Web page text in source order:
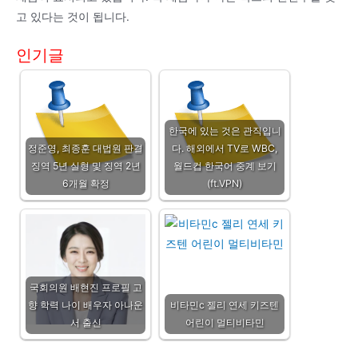
고 있다는 것이 됩니다.
인기글
정준영, 최종훈 대법원 판결
징역 5년 실형 및 징역 2년
6개월 확정
한국에 있는 것은 관직입니
다. 해외에서 TV로 WBC,
월드컵 한국어 중계 보기
(ft.VPN)
국회의원 배현진 프로필 고
향 학력 나이 배우자 아나운
서 출신
비타민c 젤리 연세 키즈텐
어린이 멀티비타민